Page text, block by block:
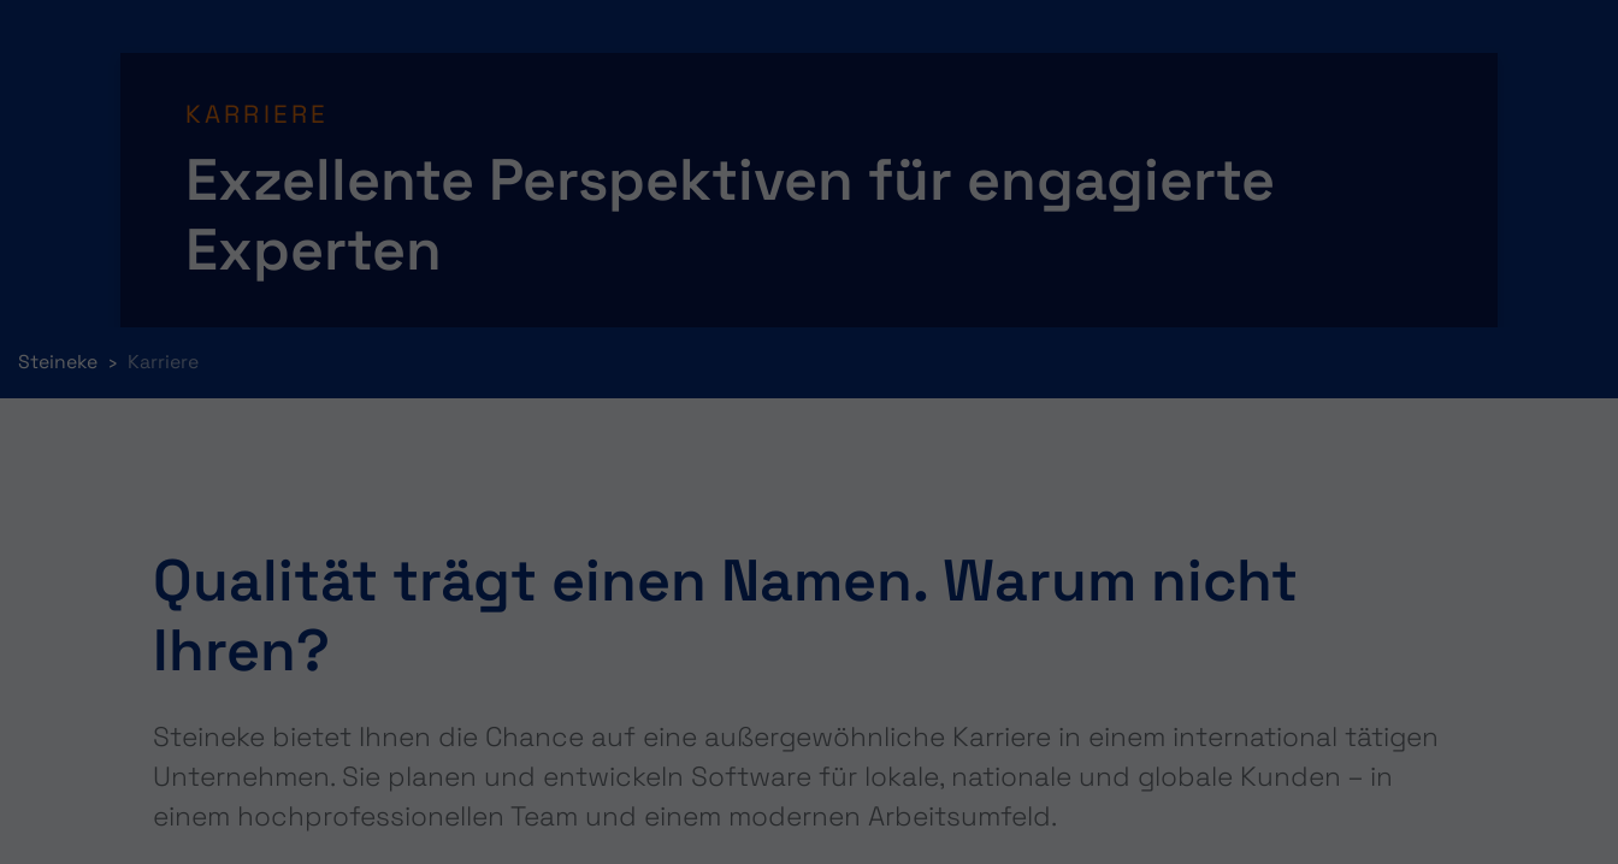
KARRIERE
Exzellente Perspektiven für engagierte
Experten
Steineke Karriere
Qualität trägt einen Namen. Warum nicht
Ihren?
Steineke bietet Ihnen die Chance auf eine außergewöhnliche Karriere in einem international tätigen
Unternehmen. Sie planen und entwickeln Software für lokale, nationale und globale Kunden – in
einem hochprofessionellen Team und einem modernen Arbeitsumfeld.